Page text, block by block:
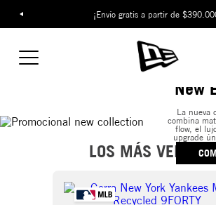
¡Envío gratis a partir de
New
La nueva
combina
flow, el
upgrade
LOS MÁS